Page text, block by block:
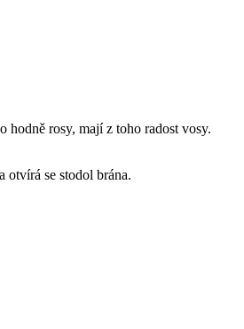
hodně rosy, mají z toho radost vosy.
otvírá se stodol brána.